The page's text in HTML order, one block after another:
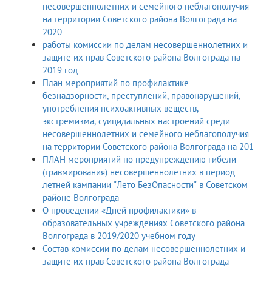
несовершеннолетних и семейного неблагополучия
на территории Советского района Волгограда на
2020
работы комиссии по делам несовершеннолетних и
защите их прав Советского района Волгограда на
2019 год
План мероприятий по профилактике
безнадзорности, преступлений, правонарушений,
употребления психоактивных веществ,
экстремизма, суицидальных настроений среди
несовершеннолетних и семейного неблагополучия
на территории Советского района Волгограда на 201
ПЛАН мероприятий по предупреждению гибели
(травмирования) несовершеннолетних в период
летней кампании "Лето БезОпасности" в Советском
районе Волгограда
О проведении «Дней профилактики» в
образовательных учреждениях Советского района
Волгограда в 2019/2020 учебном году
Состав комиссии по делам несовершеннолетних и
защите их прав Советского района Волгограда